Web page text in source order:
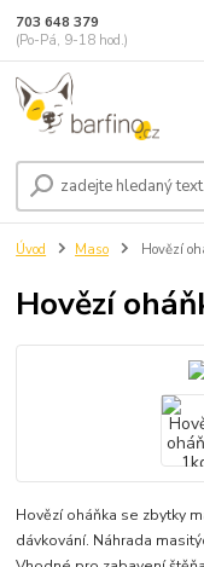
703 648 379
(Po-Pá, 9-18 hod.)
Úvod Maso Hovězí
Hovězí
Hovězí oháňka se zbytky
dávkování. Náhrada